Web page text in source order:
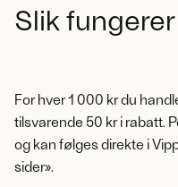
Slik
For hver 1 000 kr du
tilsvarende 50 kr i rabatt.
og kan følges direkte i
sider».